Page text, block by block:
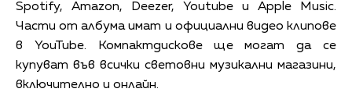
Spotify, Amazon, Deezer, Youtube и Apple Music.
Части от албума имат и официални видео клипове
в YouTube. Компактдискове ще могат да се
купуват във всички световни музикални магазини,
включително и онлайн.